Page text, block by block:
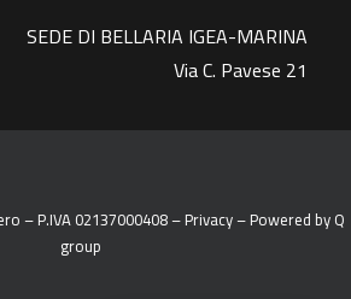
SEDE DI BELLARIA IGEA-MARINA
Via C. Pavese 21
– P.IVA 02137000408 –Privacy– Powered byQ
group